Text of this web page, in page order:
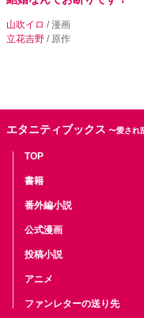
山吹イロ / 漫画
立花吉野 / 原作
エタニティブックス 〜愛され
TOP
書籍
番外編小説
公式漫画
投稿小説
アニメ
ファンレターの送り先